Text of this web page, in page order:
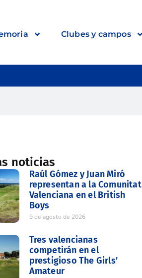
Clubes y campos
noticias
Raúl Gómez y Juan Miró
representan a la Comunitat
Valenciana en el British
Boys
9 de agosto de 2026
Tres valencianas
competirán en el
prestigioso The Girls’
Amateur